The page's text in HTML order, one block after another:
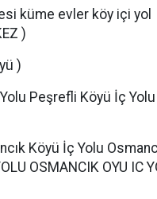
küme evler köy içi yol
)
)
Peşrefli Köyü İç Yolu
Köyü İç Yolu
OSMANCIK OYU IC